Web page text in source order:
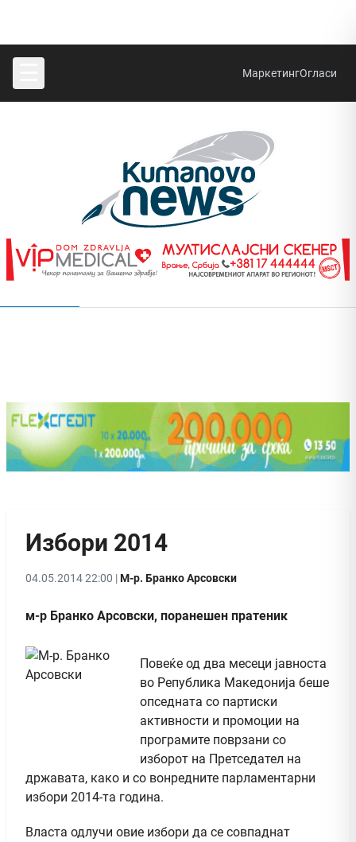
МаркетингОгласи
Избори 2014
04.05.2014 22:00 |М-р. Бранко Арсовски
м-р Бранко Арсовски, поранешен пратеник
Повеќе од два месеци јавноста
во Република Македонија беше
опседната со партиски
активности и промоции на
програмите поврзани со
изборот на Претседател на
државата, како и со вонредните парламентарни
избори 2014-та година.
Власта одлучи овие избори да се совпаднат